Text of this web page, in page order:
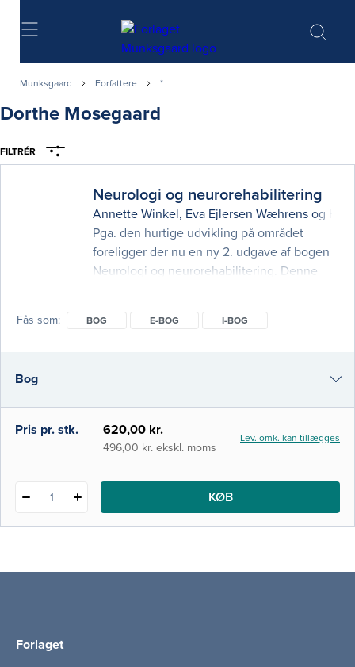
Søg
Munksgaard Forfattere *
Dorthe Mosegaard
FILTRÉR
Neurologi og neurorehabilitering
Annette Winkel, Eva Ejlersen Wæhrens og
Pga. den hurtige udvikling på området
foreligger der nu en ny 2. udgave af bogen
Neurologi og neurorehabilitering. Denne
præsenterer nyeste viden og
sygeplejefaglige aspekter i flere kapitler.
Fås som BOG E-BOG I-BOG
Bog
e-bog
Pris pr. stk. 620,00 kr.
496,00 kr. ekskl. moms
Lev. omk. kan tillægges
1 KØB
Forlaget